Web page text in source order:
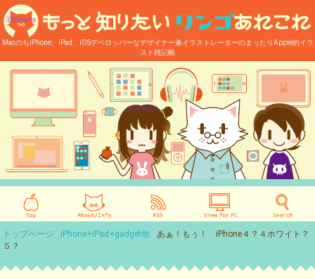
MacのちiPhone、iPad、iOSデベロッパーなデザイナー兼イラストレーターのまったりApple的イラ
スト雑記帳
トップページ iPhone+iPad+gadget他
あぁ！もぅ！ iPhone４？４ホワイト？
５？